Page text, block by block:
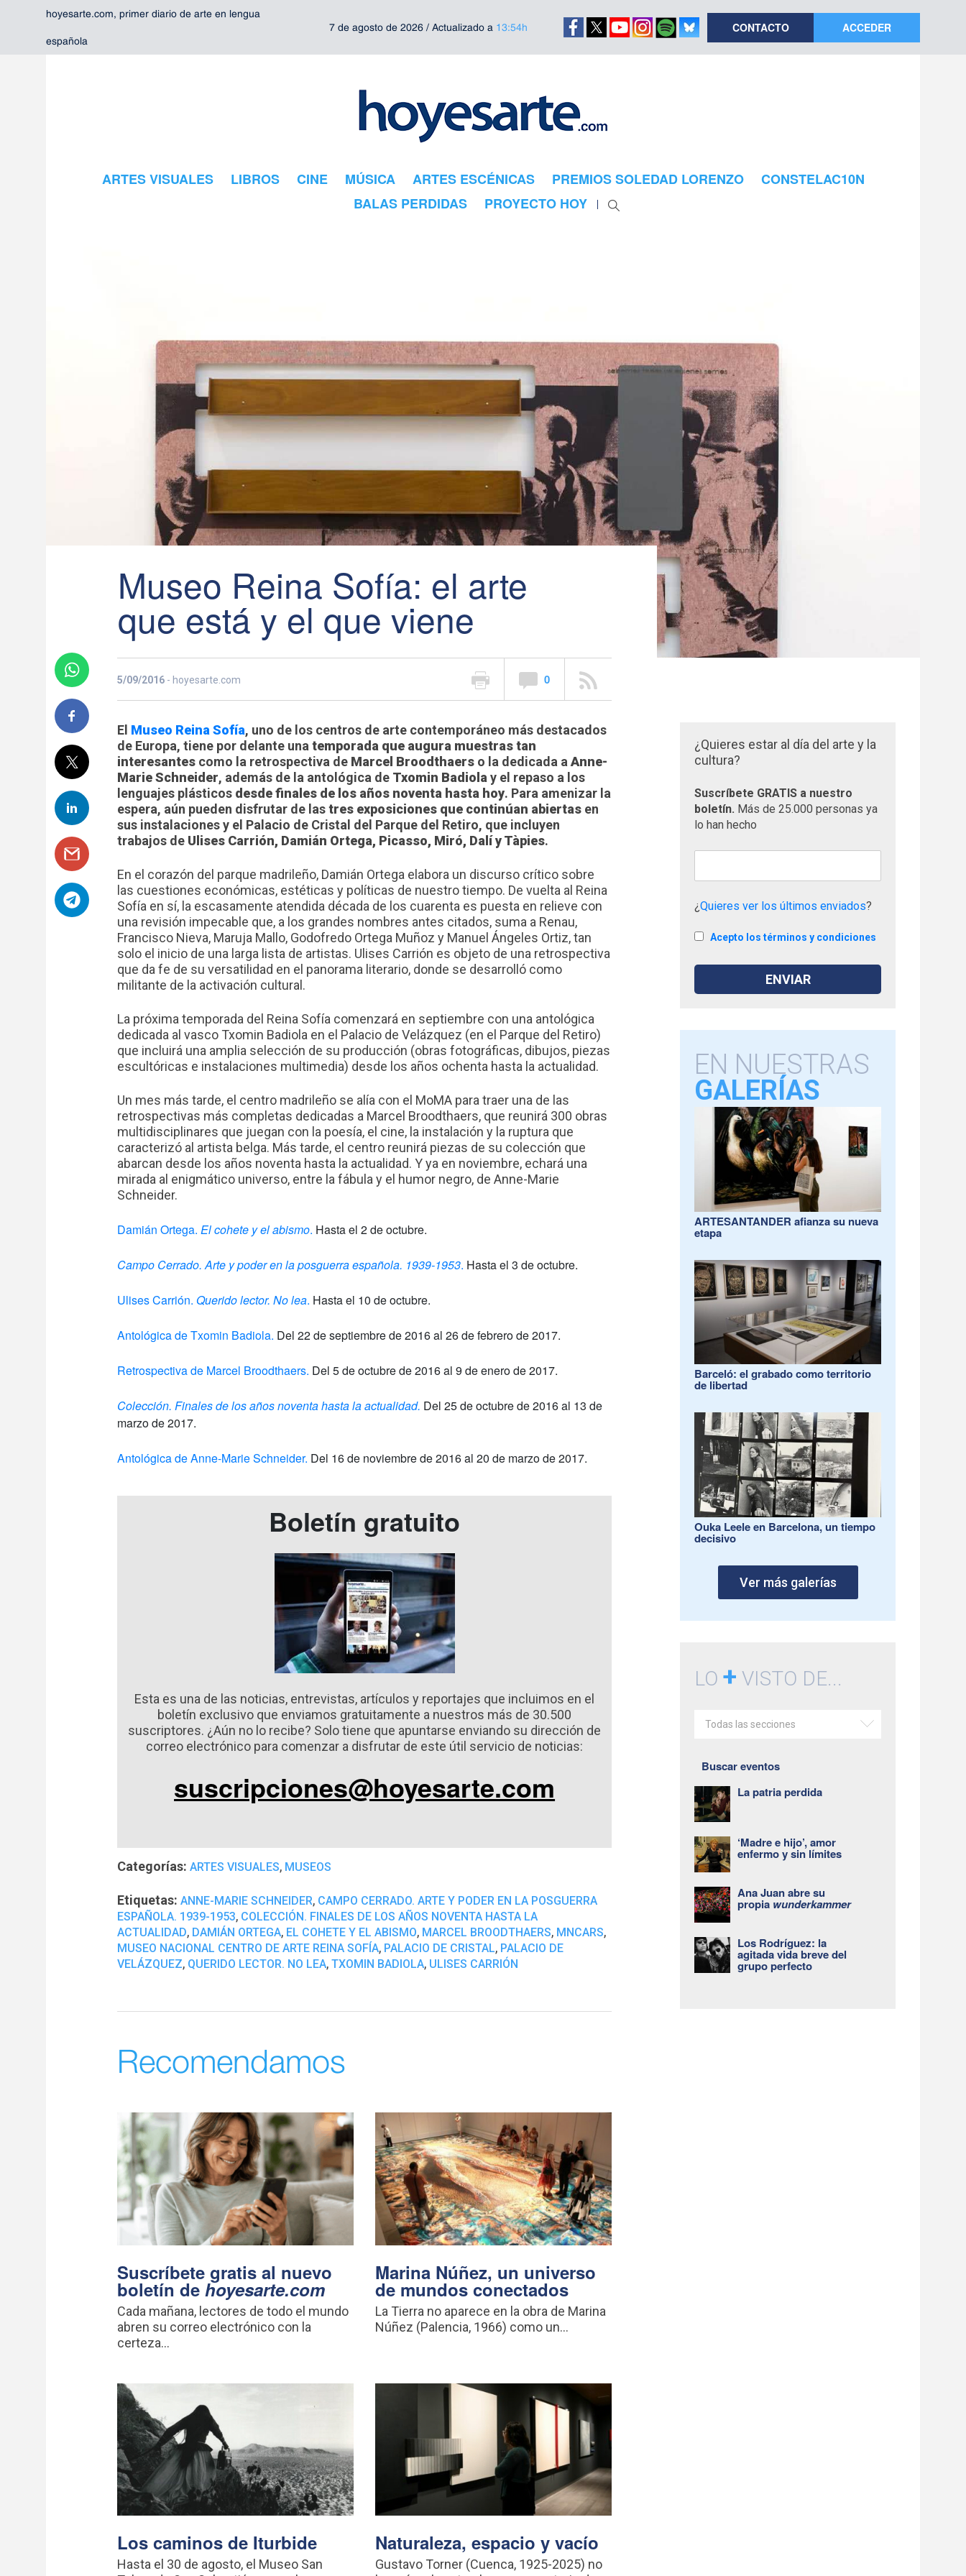
hoyesarte.com, primer diario de arte en lengua
española
7 de agosto de 2026 / Actualizado a 13:54h CONTACTO ACCEDER
ARTES VISUALES LIBROS CINE MÚSICA ARTES ESCÉNICAS PREMIOS SOLEDAD LORENZO
CONSTELAC10N
BALAS PERDIDAS
PROYECTO HOY
Museo Reina Sofía: el arte
que está y el que viene
5/09/2016 - hoyesarte.com 0
El Museo Reina Sofía, uno de los centros de arte contemporáneo más destacados
de Europa, tiene por delante una temporada que augura muestras tan
interesantes como la retrospectiva de Marcel Broodthaers o la dedicada a Anne-
Marie Schneider, además de la antológica de Txomin Badiola y el repaso a los
lenguajes plásticos desde finales de los años noventa hasta hoy. Para amenizar la
espera, aún pueden disfrutar de lastres exposiciones que continúan abiertas en
sus instalaciones y el Palacio de Cristal del Parque del Retiro, que incluyen
trabajos de Ulises Carrión, Damián Ortega, Picasso, Miró, Dalí y Tàpies.
En el corazón del parque madrileño, Damián Ortega elabora un discurso crítico sobre
las cuestiones económicas, estéticas y políticas de nuestro tiempo. De vuelta al Reina
Sofía en sí, la escasamente atendida década de los cuarenta es puesta en relieve con
una revisión impecable que, a los grandes nombres antes citados, suma a Renau,
Francisco Nieva, Maruja Mallo, Godofredo Ortega Muñoz y Manuel Ángeles Ortiz, tan
solo el inicio de una larga lista de artistas. Ulises Carrión es objeto de una retrospectiva
que da fe de su versatilidad en el panorama literario, donde se desarrolló como
militante de la activación cultural.
La próxima temporada del Reina Sofía comenzará en septiembre con una antológica
dedicada al vasco Txomin Badiola en el Palacio de Velázquez (en el Parque del Retiro)
que incluirá una amplia selección de su producción (obras fotográficas, dibujos, piezas
escultóricas e instalaciones multimedia) desde los años ochenta hasta la actualidad.
Un mes más tarde, el centro madrileño se alía con el MoMA para traer una de las
retrospectivas más completas dedicadas a Marcel Broodthaers, que reunirá 300 obras
multidisciplinares que juegan con la poesía, el cine, la instalación y la ruptura que
caracterizó al artista belga. Más tarde, el centro reunirá piezas de su colección que
abarcan desde los años noventa hasta la actualidad. Y ya en noviembre, echará una
mirada al enigmático universo, entre la fábula y el humor negro, de Anne-Marie
Schneider.
Damián Ortega. El cohete y el abismo. Hasta el 2 de octubre.
Campo Cerrado. Arte y poder en la posguerra española. 1939-1953. Hasta el 3 de octubre.
Ulises Carrión. Querido lector. No lea. Hasta el 10 de octubre.
Antológica de Txomin Badiola. Del 22 de septiembre de 2016 al 26 de febrero de 2017.
Retrospectiva de Marcel Broodthaers. Del 5 de octubre de 2016 al 9 de enero de 2017.
Colección. Finales de los años noventa hasta la actualidad. Del 25 de octubre de 2016 al 13 de
marzo de 2017.
Antológica de Anne-Marie Schneider. Del 16 de noviembre de 2016 al 20 de marzo de 2017.
Boletín gratuito
Esta es una de las noticias, entrevistas, artículos y reportajes que incluimos en el
boletín exclusivo que enviamos gratuitamente a nuestros más de 30.500
suscriptores. ¿Aún no lo recibe? Solo tiene que apuntarse enviando su dirección de
correo electrónico para comenzar a disfrutar de este útil servicio de noticias:
suscripciones@hoyesarte.com
Categorías: ARTES VISUALES, MUSEOS
Etiquetas: ANNE-MARIE SCHNEIDER, CAMPO CERRADO. ARTE Y PODER EN LA POSGUERRA
ESPAÑOLA. 1939-1953, COLECCIÓN. FINALES DE LOS AÑOS NOVENTA HASTA LA
ACTUALIDAD, DAMIÁN ORTEGA, EL COHETE Y EL ABISMO, MARCEL BROODTHAERS, MNCARS,
MUSEO NACIONAL CENTRO DE ARTE REINA SOFÍA, PALACIO DE CRISTAL, PALACIO DE
VELÁZQUEZ, QUERIDO LECTOR. NO LEA, TXOMIN BADIOLA, ULISES CARRIÓN
Recomendamos
Suscríbete gratis al nuevo
boletín de hoyesarte.com
Cada mañana, lectores de todo el mundo
abren su correo electrónico con la
certeza...
Marina Núñez, un universo
de mundos conectados
La Tierra no aparece en la obra de Marina
Núñez (Palencia, 1966) como un...
Los caminos de Iturbide
Hasta el 30 de agosto, el Museo San
Naturaleza, espacio y vacío
Gustavo Torner (Cuenca, 1925-2025) no
¿Quieres estar al día del arte y la
cultura?
Suscríbete GRATIS a nuestro
boletín. Más de 25.000 personas ya
lo han hecho
¿Quieres ver los últimos enviados?
Acepto los términos y condiciones
EN NUESTRAS
GALERÍAS
ARTESANTANDER afianza su nueva
etapa
Barceló: el grabado como territorio
de libertad
Ouka Leele en Barcelona, un tiempo
decisivo
Ver más galerías
LO+ VISTO DE...
Todas las secciones
Buscar eventos
La patria perdida
‘Madre e hijo’, amor
enfermo y sin límites
Ana Juan abre su
propia wunderkammer
Los Rodríguez: la
agitada vida breve del
grupo perfecto